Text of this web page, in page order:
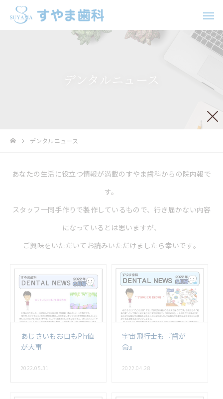
インプラ
ホワイトニング 矯正治
デンタルニュース
デンタルニュース
あなたの生活に役立つ情報が満載のすやま歯科からの院内報で
す。
スタッフ一同手作りで製作しているもので、行き届かない内容
になっているとは思いますが、
ご興味をいただいてお読みいただけましたら幸いです。
あじさいもお口もPh値
が大事
2022.05.31
宇宙飛行士も『歯が
命』
2022.04.28